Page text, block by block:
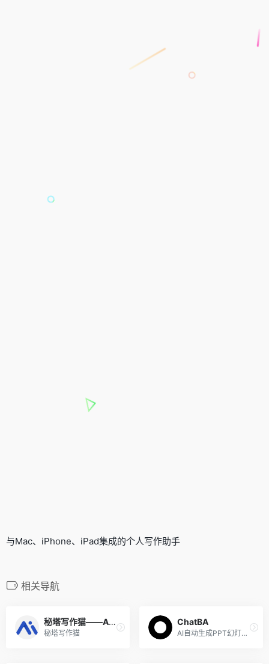
与Mac、iPhone、iPad集成的个人写作助手
相关导航
秘塔写作猫——AI智能写作工具
秘塔写作猫
ChatBA
AI自动生成PPT幻灯片的工具